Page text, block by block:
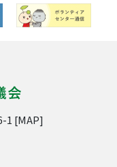
1 [MAP]